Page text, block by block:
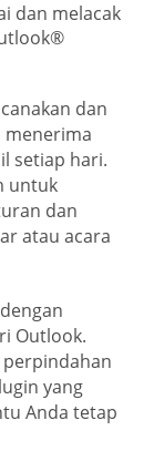
dan melacak
dan
menerima
setiap hari.
untuk
dan
atau acara
Outlook.
perpindahan
yang
Anda tetap